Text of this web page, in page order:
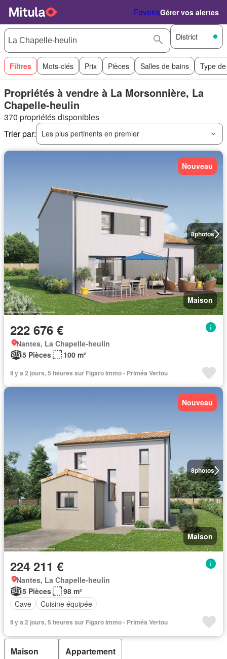
FavorisGérer vos alertes
District
Filtres Mots-clés Prix Pièces Salles de bains Type
Propriétés à vendre à La Morsonnière, La
Chapelle-heulin
370 propriétés disponibles
Trier par:
Les plus pertinents en premier
8photos
Nouveau
Maison
222 676 €
Nantes, La Chapelle-heulin
5 Pièces
100 m²
Il y a 2 jours, 5 heures sur Figaro Immo - Priméa Vertou
8photos
Nouveau
Maison
224 211 €
Nantes, La Chapelle-heulin
5 Pièces
98 m²
Cave
Cuisine équipée
Il y a 2 jours, 5 heures sur Figaro Immo - Priméa Vertou
Maison Appartement